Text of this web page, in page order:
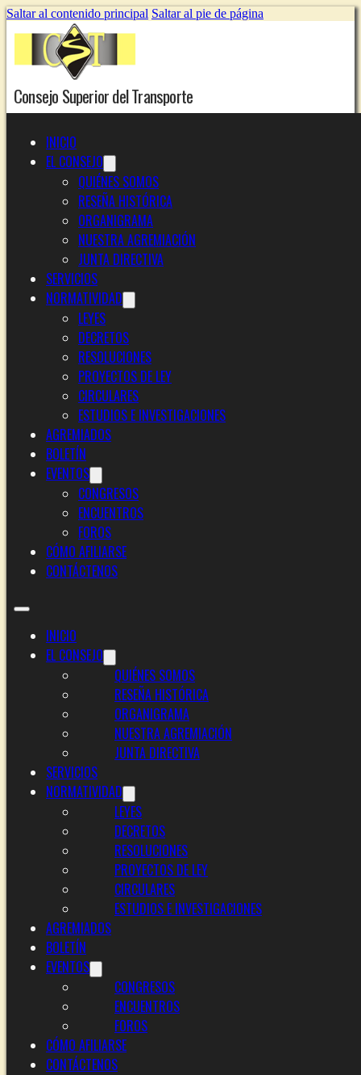
Saltar al contenido principal Saltar al pie de página
Consejo Superior del Transporte
INICIO
EL CONSEJO
QUIÉNES SOMOS
RESEÑA HISTÓRICA
ORGANIGRAMA
NUESTRA AGREMIACIÓN
JUNTA DIRECTIVA
SERVICIOS
NORMATIVIDAD
LEYES
DECRETOS
RESOLUCIONES
PROYECTOS DE LEY
CIRCULARES
ESTUDIOS E INVESTIGACIONES
AGREMIADOS
BOLETÍN
EVENTOS
CONGRESOS
ENCUENTROS
FOROS
CÓMO AFILIARSE
CONTÁCTENOS
INICIO
EL CONSEJO
QUIÉNES SOMOS
RESEÑA HISTÓRICA
ORGANIGRAMA
NUESTRA AGREMIACIÓN
JUNTA DIRECTIVA
SERVICIOS
NORMATIVIDAD
LEYES
DECRETOS
RESOLUCIONES
PROYECTOS DE LEY
CIRCULARES
ESTUDIOS E INVESTIGACIONES
AGREMIADOS
BOLETÍN
EVENTOS
CONGRESOS
ENCUENTROS
FOROS
CÓMO AFILIARSE
CONTÁCTENOS